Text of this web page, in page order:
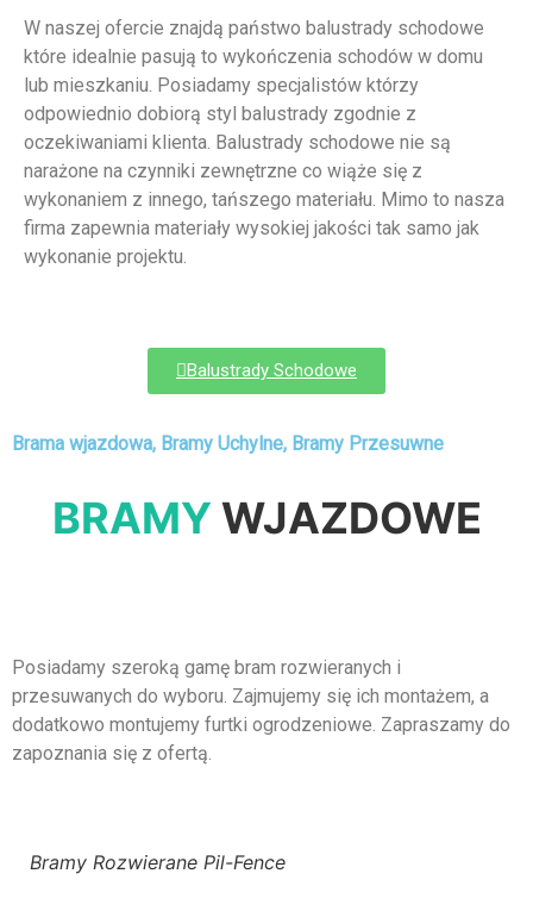
W naszej ofercie znajdą państwo balustrady schodowe
które idealnie pasują to wykończenia schodów w domu
lub mieszkaniu. Posiadamy specjalistów którzy
odpowiednio dobiorą styl balustrady zgodnie z
oczekiwaniami klienta. Balustrady schodowe nie są
narażone na czynniki zewnętrzne co wiąże się z
wykonaniem z innego, tańszego materiału. Mimo to nasza
firma zapewnia materiały wysokiej jakości tak samo jak
wykonanie projektu.
Balustrady Schodowe
Brama wjazdowa, Bramy Uchylne, Bramy Przesuwne
BRAMY WJAZDOWE
Posiadamy szeroką gamę bram rozwieranych i
przesuwanych do wyboru. Zajmujemy się ich montażem, a
dodatkowo montujemy furtki ogrodzeniowe. Zapraszamy do
zapoznania się z ofertą.
Bramy Rozwierane Pil-Fence